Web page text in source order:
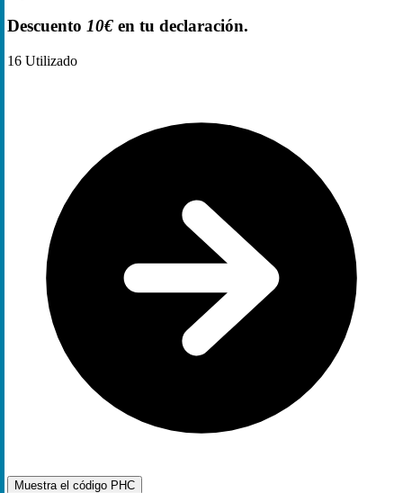
Descuento 10€ en tu declaración.
16 Utilizado
Muestra el código PHC